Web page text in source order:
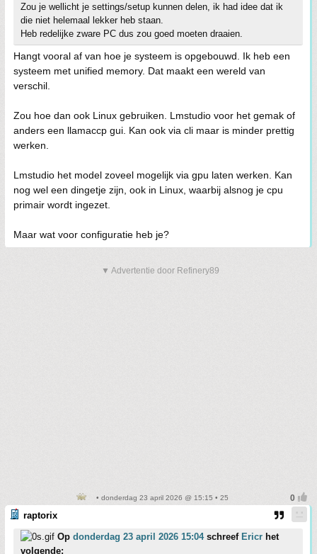
Zou je wellicht je settings/setup kunnen delen, ik had idee dat ik
die niet helemaal lekker heb staan.
Heb redelijke zware PC dus zou goed moeten draaien.
Hangt vooral af van hoe je systeem is opgebouwd. Ik heb een
systeem met unified memory. Dat maakt een wereld van
verschil.
Zou hoe dan ook Linux gebruiken. Lmstudio voor het gemak of
anders een llamaccp gui. Kan ook via cli maar is minder prettig
werken.
Lmstudio het model zoveel mogelijk via gpu laten werken. Kan
nog wel een dingetje zijn, ook in Linux, waarbij alsnog je cpu
primair wordt ingezet.
Maar wat voor configuratie heb je?
▼ Advertentie door Refinery89
• donderdag 23 april 2026 @ 15:15 • 25
raptorix
Op donderdag 23 april 2026 15:04schreef Ericr het
volgende: